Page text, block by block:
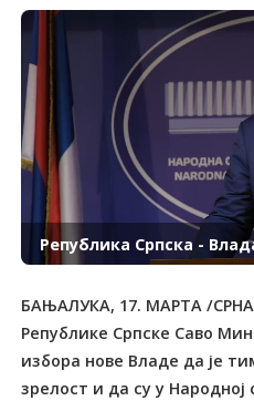
Република Српска -
БАЊАЛУКА, 17. МАРТА /
Републике Српске Саво
избора нове Владе да је
зрелост и да су у